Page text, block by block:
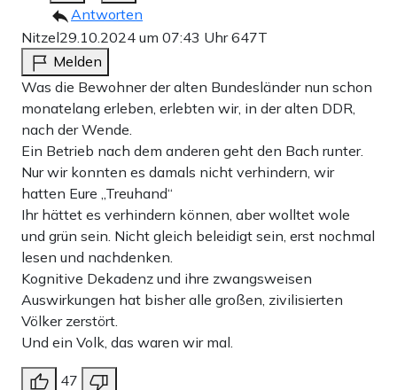
Antworten
Nitzel29.10.2024 um 07:43 Uhr647T
Melden
Was die Bewohner der alten Bundesländer nun schon
monatelang erleben, erlebten wir, in der alten DDR,
nach der Wende.
Ein Betrieb nach dem anderen geht den Bach runter.
Nur wir konnten es damals nicht verhindern, wir
hatten Eure „Treuhand“
Ihr hättet es verhindern können, aber wolltet wole
und grün sein. Nicht gleich beleidigt sein, erst nochmal
lesen und nachdenken.
Kognitive Dekadenz und ihre zwangsweisen
Auswirkungen hat bisher alle großen, zivilisierten
Völker zerstört.
Und ein Volk, das waren wir mal.
47